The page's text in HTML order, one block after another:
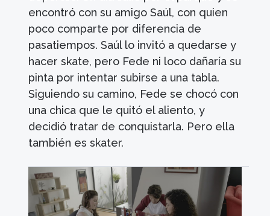
encontró con su amigo Saúl, con quien
poco comparte por diferencia de
pasatiempos. Saúl lo invitó a quedarse y
hacer skate, pero Fede ni loco dañaría su
pinta por intentar subirse a una tabla.
Siguiendo su camino, Fede se chocó con
una chica que le quitó el aliento, y
decidió tratar de conquistarla. Pero ella
también es skater.